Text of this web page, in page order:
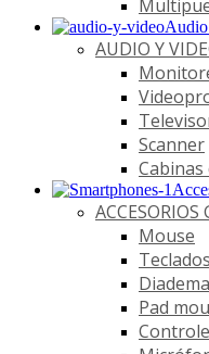
AUDIO Y
Scanner
ACCESORIOS
Mouse
Teclados
Pad